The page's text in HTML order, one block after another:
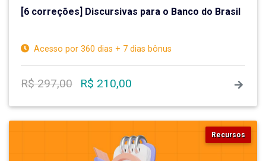
[6 correções] Discursivas para o Banco do Brasil
Acesso por 360 dias + 7 dias bônus
R$ 297,00 R$ 210,00
Recursos